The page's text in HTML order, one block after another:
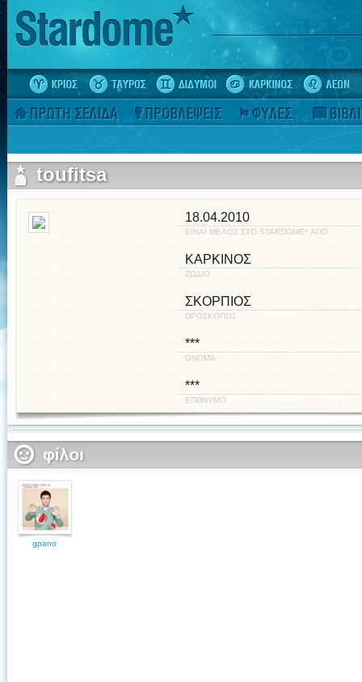
toufitsa
18.04.2010
ΕΙΝΑΙ ΜΕΛΟΣ ΣΤΟ STARDOME* ΑΠΟ
ΚΑΡΚΙΝΟΣ
ΖΩΔΙΟ
ΣΚΟΡΠΙΟΣ
ΩΡΟΣΚΟΠΟΣ
***
ΟΝΟΜΑ
***
ΕΠΩΝΥΜΟ
gpano